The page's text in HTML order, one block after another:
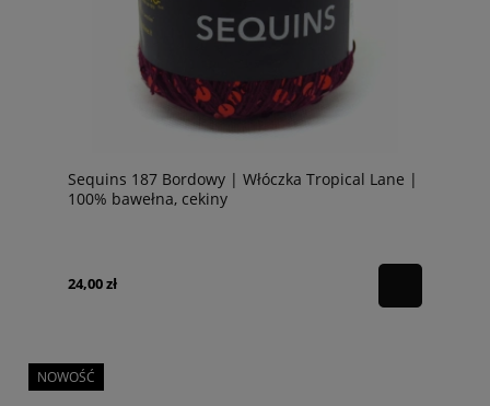
Sequins 187 Bordowy | Włóczka Tropical Lane |
100% bawełna, cekiny
24,00 zł
NOWOŚĆ